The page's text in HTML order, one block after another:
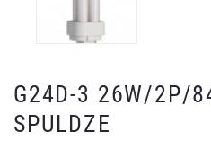
G24D-3 26W/2P/
SPULDZE